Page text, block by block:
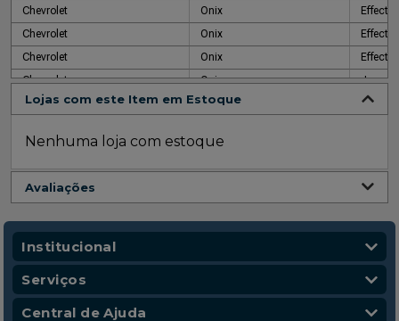
Chevrolet
Onix
Effect
Chevrolet
Onix
Effect
Chevrolet
Onix
Effect
Chevrolet
Onix
Joy
Chevrolet
Onix
Chevrolet
Onix
Chevrolet
Onix
LT
Chevrolet
Chevrolet
Onix
LT
Chevrolet
LT
Chevrolet
Onix
LT
Chevrolet
Chevrolet
LTZ
Lojas com este Item em Estoque
Nenhuma loja com estoque
Avaliações
Institucional
Quem Somos
Nossas Lojas
Código de Conduta
Serviços
Vendas Corporativas
Central de Ajuda